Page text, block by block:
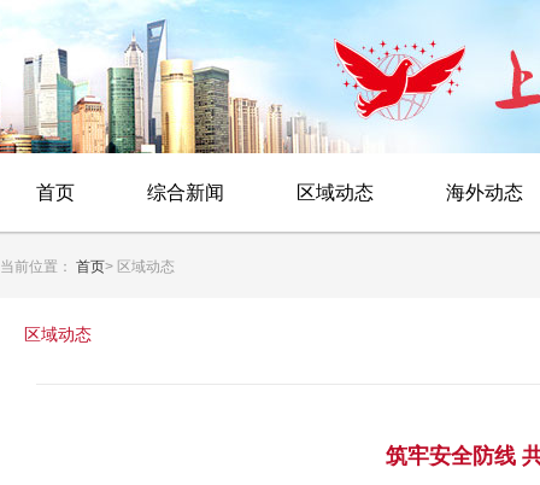
首页 综合新闻 区域动态 海外动态
当前位置： 首页> 区域动态
区域动态
筑牢安全防线